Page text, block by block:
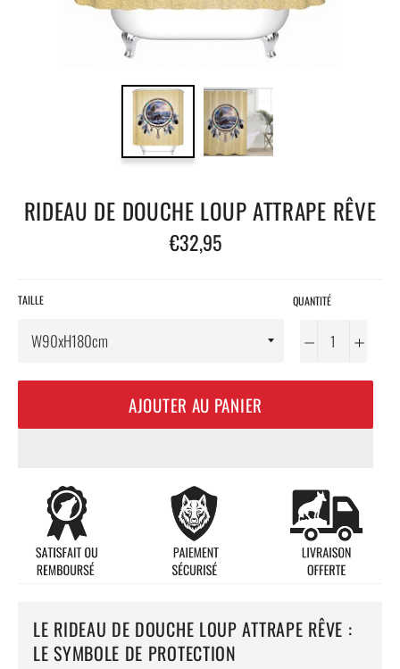
RIDEAU DE DOUCHE LOUP ATTRAPE RÊVE
Prix
régulier
€32,95
TAILLE QUANTITÉ
− +
AJOUTER AU PANIER
LE RIDEAU DE DOUCHE LOUP ATTRAPE RÊVE :
LE SYMBOLE DE PROTECTION